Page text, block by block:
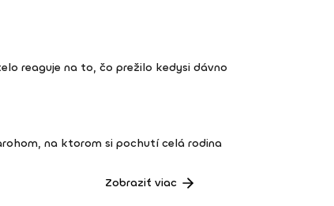
reaguje na to, čo prežilo kedysi dávno
na ktorom si pochutí celá rodina
Zobraziť viac